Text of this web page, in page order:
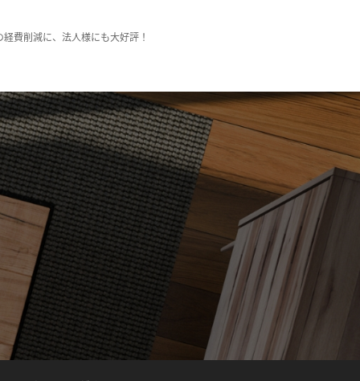
費削減に、法人様にも大好評！